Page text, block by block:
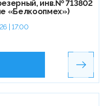
инв.№ 713802
«Белкоопмех»)
| 17:00